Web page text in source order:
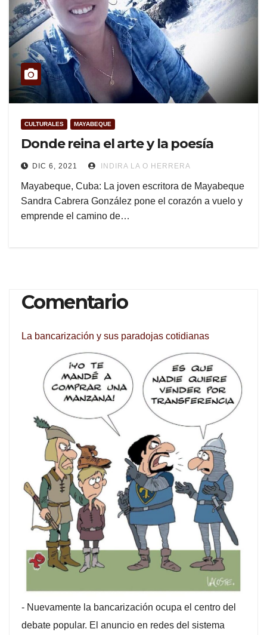
CULTURALES MAYABEQUE
Donde reina el arte y la poesía
DIC 6, 2021 INDIRA LA O HERRERA
Mayabeque, Cuba: La joven escritora de Mayabeque
Sandra Cabrera González pone el corazón a vuelo y
emprende el camino de…
Comentario
La bancarización y sus paradojas cotidianas
- Nuevamente la bancarización ocupa el centro del
debate popular. El anuncio en redes del sistema